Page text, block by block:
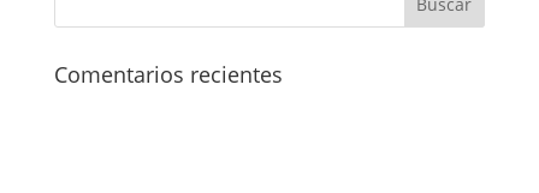
Comentarios recientes